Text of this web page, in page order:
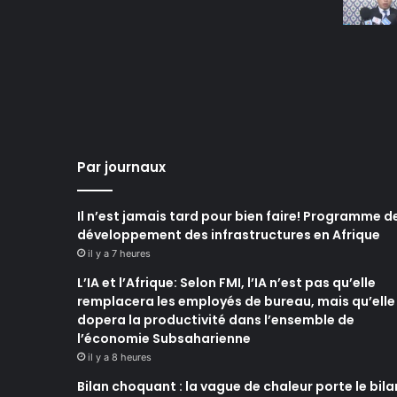
Par journaux
Il n’est jamais tard pour bien faire! Programme
développement des infrastructures en Afrique
il y a 7 heures
L’IA et l’Afrique: Selon FMI, l’IA n’est pas qu’elle
remplacera les employés de bureau, mais qu’elle
dopera la productivité dans l’ensemble de
l’économie Subsaharienne
il y a 8 heures
Bilan choquant : la vague de chaleur porte le